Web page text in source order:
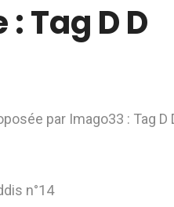
Tag D D
par Imago33 : Tag D
n°14